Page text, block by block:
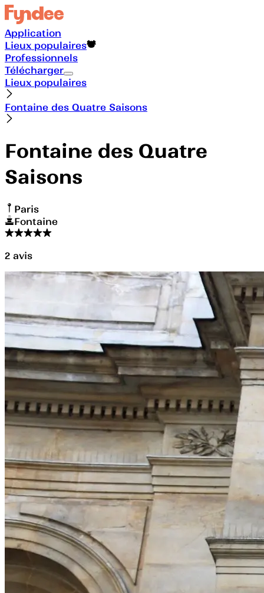
Application
Lieux populaires
Professionnels
Télécharger
Lieux populaires
Fontaine des Quatre Saisons
Fontaine des Quatre
Saisons
Paris
Fontaine
2 avis